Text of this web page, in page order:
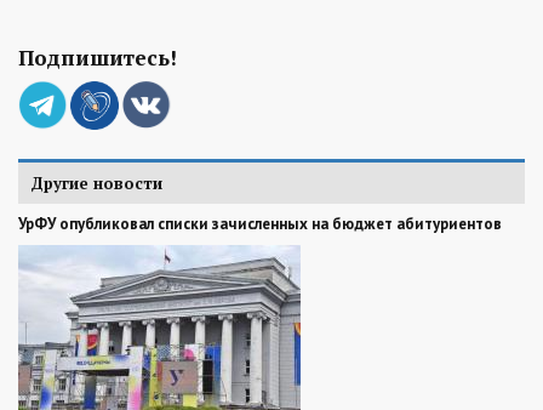
Подпишитесь!
Другие новости
УрФУ опубликовал списки зачисленных на бюджет абитуриентов